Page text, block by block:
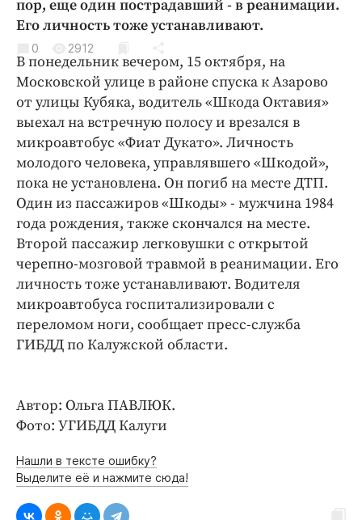
Криминал
Культура
Недвижимость и ЖКХ
Образование
Общество
Погода
Праздники
Происшествия
Спорт
Экономика и бизнес
ПРОЕКТЫ
Блоги
Издания
Медиаперсона
Клиника года
Бренд года
пор, еще один пострадавший - в реанимации.
Его личность тоже устанавливают.
0 2912
В понедельник вечером, 15 октября, на
Московской улице в районе спуска к Азарово
от улицы Кубяка, водитель «Шкода Октавия»
выехал на встречную полосу и врезался в
микроавтобус «Фиат Дукато». Личность
молодого человека, управлявшего «Шкодой»,
пока не установлена. Он погиб на месте ДТП.
Один из пассажиров «Шкоды» - мужчина 1984
года рождения, также скончался на месте.
Второй пассажир легковушки с открытой
черепно-мозговой травмой в реанимации. Его
личность тоже устанавливают. Водителя
микроавтобуса госпитализировали с
переломом ноги, сообщает пресс-служба
ГИБДД по Калужской области.
Автор: Ольга ПАВЛЮК.
Фото: УГИБДД Калуги
Нашли в тексте ошибку?
Выделите её и нажмите сюда!